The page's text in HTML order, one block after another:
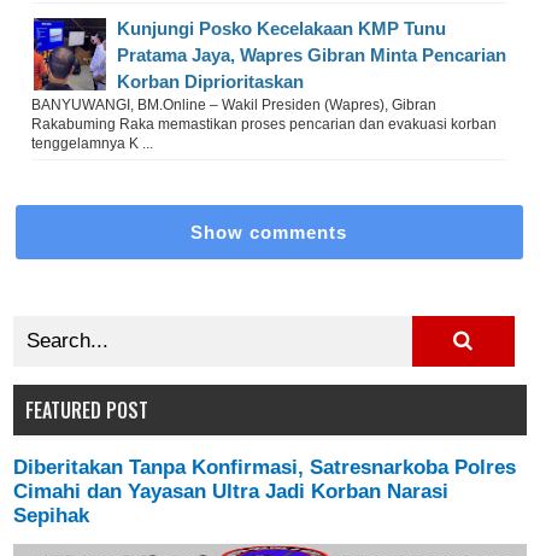
Kunjungi Posko Kecelakaan KMP Tunu
Pratama Jaya, Wapres Gibran Minta Pencarian
Korban Diprioritaskan
BANYUWANGI, BM.Online – Wakil Presiden (Wapres), Gibran
Rakabuming Raka memastikan proses pencarian dan evakuasi korban
tenggelamnya K ...
Show comments
FEATURED POST
Diberitakan Tanpa Konfirmasi, Satresnarkoba Polres
Cimahi dan Yayasan Ultra Jadi Korban Narasi
Sepihak